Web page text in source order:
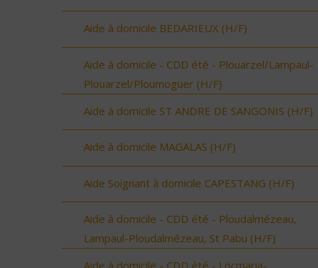
Aide à domicile BEDARIEUX (H/F)
Aide à domicile - CDD été - Plouarzel/Lampaul-
Plouarzel/Ploumoguer (H/F)
Aide à domicile ST ANDRE DE SANGONIS (H/F)
Aide à domicile MAGALAS (H/F)
Aide Soignant à domicile CAPESTANG (H/F)
Aide à domicile - CDD été - Ploudalmézeau,
Lampaul-Ploudalmézeau, St Pabu (H/F)